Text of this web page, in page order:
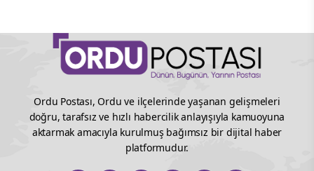
Ordu Postası, Ordu ve ilçelerinde yaşanan gelişmeleri
doğru, tarafsız ve hızlı habercilik anlayışıyla kamuoyuna
aktarmak amacıyla kurulmuş bağımsız bir dijital haber
platformudur.